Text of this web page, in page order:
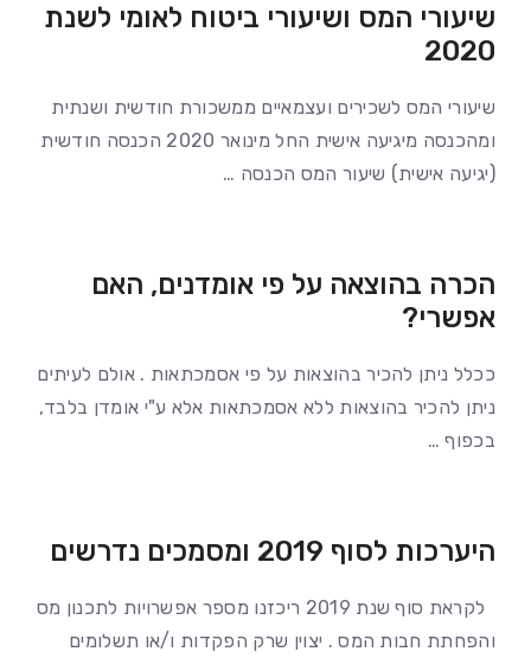
שיעורי המס ושיעורי ביטוח לאומי לשנת
2020
שיעורי המס לשכירים ועצמאיים ממשכורת חודשית ושנתית
ומהכנסה מיגיעה אישית החל מינואר 2020 הכנסה חודשית
(יגיעה אישית) שיעור המס הכנסה …
הכרה בהוצאה על פי אומדנים, האם
אפשרי?
ככלל ניתן להכיר בהוצאות על פי אסמכתאות . אולם לעיתים
ניתן להכיר בהוצאות ללא אסמכתאות אלא ע"י אומדן בלבד,
בכפוף …
היערכות לסוף 2019 ומסמכים נדרשים
לקראת סוף שנת 2019 ריכזנו מספר אפשרויות לתכנון מס
והפחתת חבות המס . יצוין שרק הפקדות ו/או תשלומים